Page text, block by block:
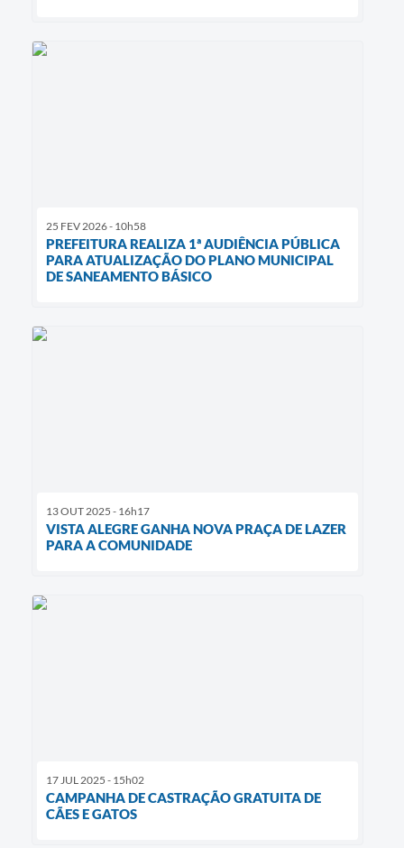
25 FEV 2026 - 10h58
PREFEITURA REALIZA 1ª AUDIÊNCIA PÚBLICA
PARA ATUALIZAÇÃO DO PLANO MUNICIPAL
DE SANEAMENTO BÁSICO
13 OUT 2025 - 16h17
VISTA ALEGRE GANHA NOVA PRAÇA DE LAZER
PARA A COMUNIDADE
17 JUL 2025 - 15h02
CAMPANHA DE CASTRAÇÃO GRATUITA DE
CÃES E GATOS